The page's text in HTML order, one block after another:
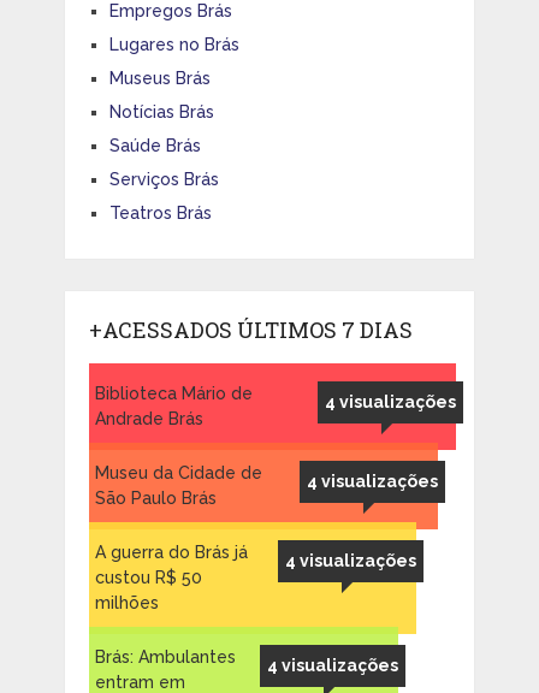
Empregos Brás
Lugares no Brás
Museus Brás
Notícias Brás
Saúde Brás
Serviços Brás
Teatros Brás
+ACESSADOS ÚLTIMOS 7 DIAS
4 visualizações
Biblioteca Mário de
Andrade Brás
4 visualizações
Museu da Cidade de
São Paulo Brás
4 visualizações
A guerra do Brás já
custou R$ 50
milhões
4 visualizações
Brás: Ambulantes
entram em